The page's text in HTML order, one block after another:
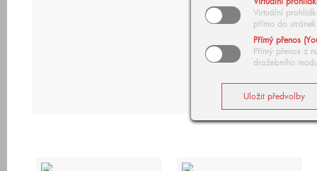
Virtuální
přímo do stránek
Přímý přenos
Přímý přenos z
dražebního